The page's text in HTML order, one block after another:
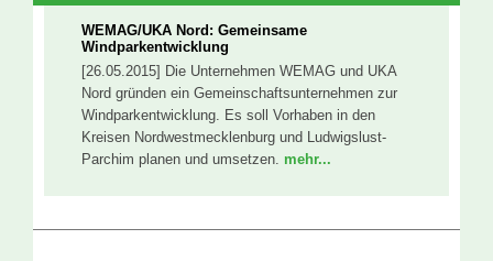
WEMAG/UKA Nord: Gemeinsame
Windparkentwicklung
[26.05.2015] Die Unternehmen WEMAG und UKA
Nord gründen ein Gemeinschaftsunternehmen zur
Windparkentwicklung. Es soll Vorhaben in den
Kreisen Nordwestmecklenburg und Ludwigslust-
Parchim planen und umsetzen. mehr...